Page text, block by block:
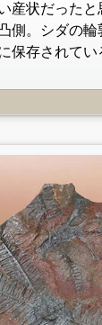
産状だった
側。シダの
保存されて